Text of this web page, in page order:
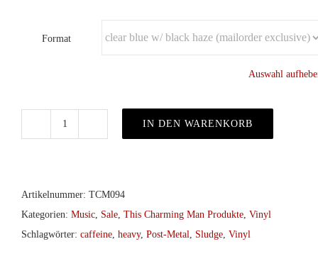
Format
Auswahl
col.LP
Menge
IN DEN WARENKORB
Artikelnummer: TCM094
Kategorien: Music Sale This Charming Man Produkte Vinyl
Schlagwörter: caffeine heavy, Post-Metal Sludge Vinyl